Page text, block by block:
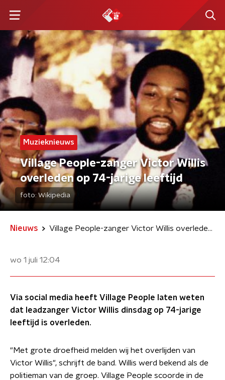
Muzieknieuws
Village People-zanger Victor Willis
overleden op 74-jarige leeftijd
foto: Wikipedia
Nieuws Village People-zanger Victor Willis overleden op 74-jarige leeftijd
wo 1 juli 12:04
Via social media heeft Village People laten weten
dat leadzanger Victor Willis dinsdag op 74-jarige
leeftijd is overleden.
"Met grote droefheid melden wij het overlijden van
Victor Willis", schrijft de band. Willis werd bekend als de
politieman van de groep. Village People scoorde in de